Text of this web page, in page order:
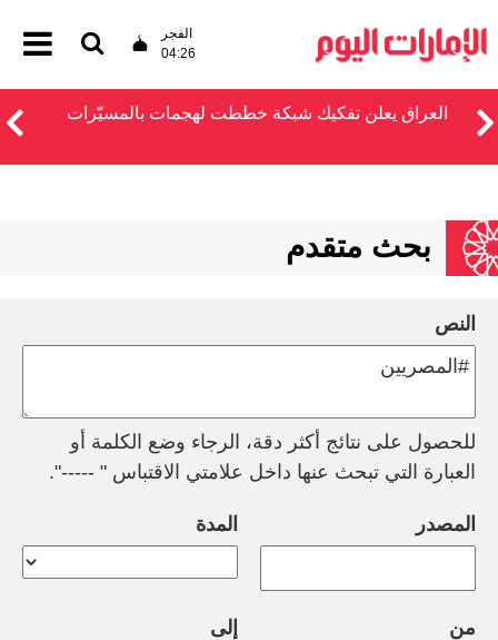
الفجر
04:26
العراق يعلن تفكيك شبكة خططت لهجمات بالمسيّرات
بحث متقدم
النص
للحصول على نتائج أكثر دقة، الرجاء وضع الكلمة أو
العبارة التي تبحث عنها داخل علامتي الاقتباس " -----".
المصدر المدة
من إلى